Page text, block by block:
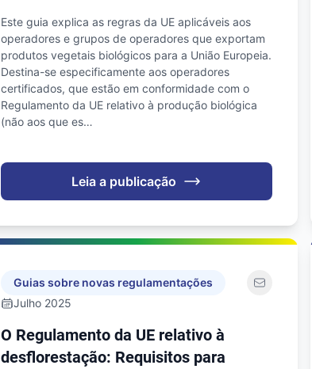
Este guia explica as regras da UE aplicáveis aos
operadores e grupos de operadores que exportam
produtos vegetais biológicos para a União Europeia.
Destina-se especificamente aos operadores
certificados, que estão em conformidade com o
Regulamento da UE relativo à produção biológica
(não aos que es…
Leia a publicação
Guias sobre novas regulamentações
Julho 2025
O Regulamento da UE relativo à
desflorestação: Requisitos para